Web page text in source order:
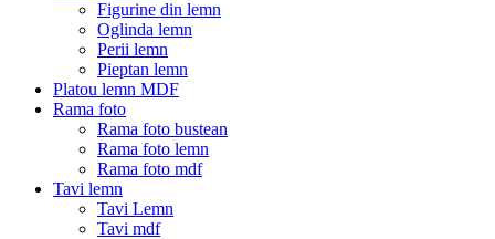
Figurine din lemn
Oglinda lemn
Perii lemn
Pieptan lemn
Platou lemn MDF
Rama foto
Rama foto bustean
Rama foto lemn
Rama foto mdf
Tavi lemn
Tavi Lemn
Tavi mdf